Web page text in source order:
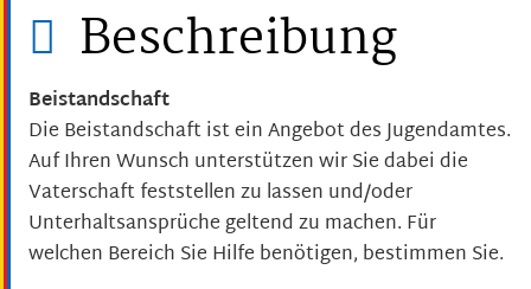
Beschreibung
Beistandschaft
Die Beistandschaft ist ein Angebot des Jugendamtes.
Auf Ihren Wunsch unterstützen wir Sie dabei die
Vaterschaft feststellen zu lassen und/oder
Unterhaltsansprüche geltend zu machen. Für
welchen Bereich Sie Hilfe benötigen, bestimmen Sie.